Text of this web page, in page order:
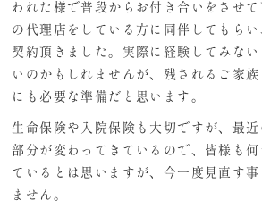
われた様で普段からお付き合いをさせ
の代理店をしている方に同伴してもら
契約頂きました。実際に経験してみな
いのかもしれませんが、残されるご家
にも必要な準備だと思います。
生命保険や入院保険も大切ですが、最
部分が変わってきているので、皆様も
ているとは思いますが、今一度見直す
ません。